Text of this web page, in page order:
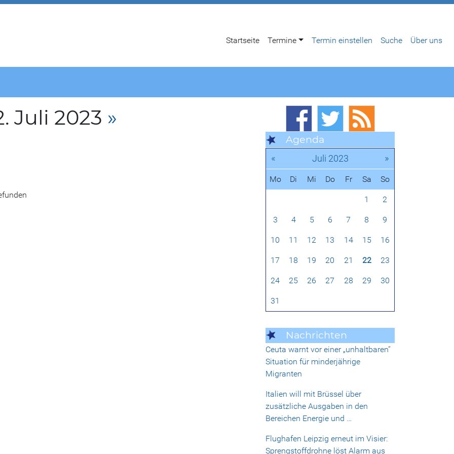
Startseite Termine Termin einstellen Suche Über uns
Juli 2023 »
Agenda
« Juli 2023 »
Mo Di Mi Do Fr Sa So
1 2
3 4 5 6 7 8 9
10 11 12 13 14 15 16
17 18 19 20 21 22 23
24 25 26 27 28 29 30
31
Nachrichten
Ceuta warnt vor einer „unhaltbaren“
Situation für minderjährige
Migranten
Italien will mit Brüssel über
zusätzliche Ausgaben in den
Bereichen Energie und …
Flughafen Leipzig erneut im Visier:
Sprengstoffdrohne löst Alarm aus